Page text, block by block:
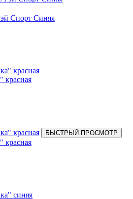
Спорт Синяя
красная
БЫСТРЫЙ ПРОСМОТР
красная